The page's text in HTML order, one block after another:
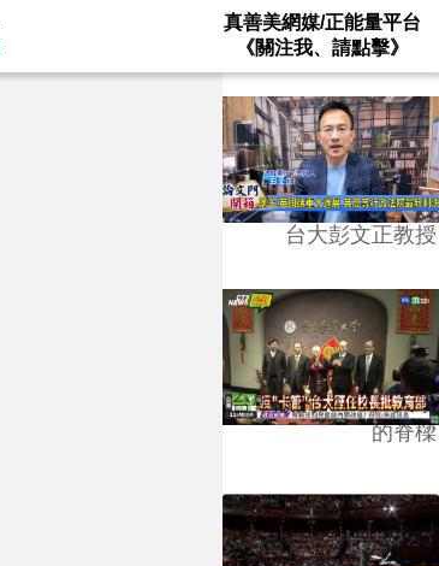
真善美網媒/正能量平台
《關注我、請點擊》
台大彭文正教授
台學版的54/64》大學
的脊樑